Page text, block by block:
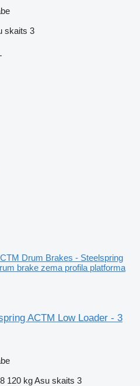
skaits 3
Drum Brakes - Steelspring
brake zema profila platforma
ACTM Low Loader - 3
8 120 kgAsu skaits 3